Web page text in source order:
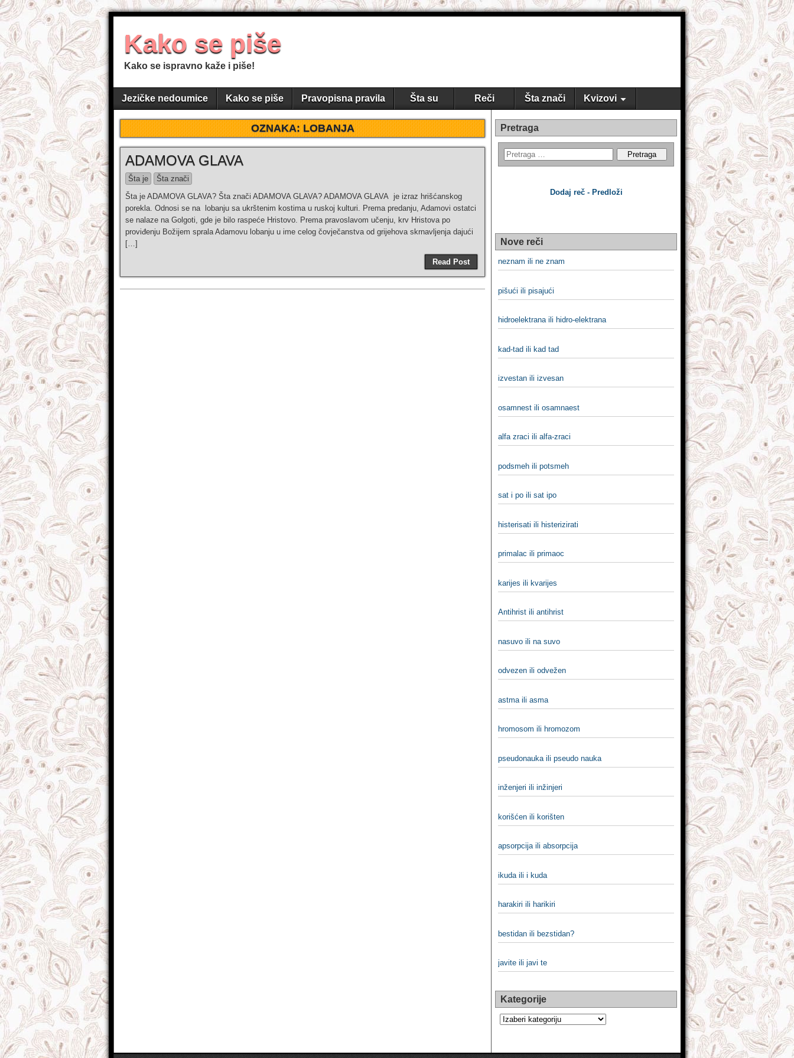
Kako se piše
Kako se ispravno kaže i piše!
Jezičke nedoumice Kako se piše Pravopisna pravila Šta su Reči Šta znači Kvizovi
OZNAKA:LOBANJA
ADAMOVA GLAVA
Šta je
Šta znači
Šta je ADAMOVA GLAVA? Šta znači ADAMOVA GLAVA? ADAMOVA GLAVA je izraz hrišćanskog
porekla. Odnosi se na lobanju sa ukrštenim kostima u ruskoj kulturi. Prema predanju, Adamovi ostatci
se nalaze na Golgoti, gde je bilo raspeće Hristovo. Prema pravoslavom učenju, krv Hristova po
proviđenju Božijem sprala Adamovu lobanju u ime celog čovječanstva od grijehova skrnavljenja dajući
[…]
Read Post
Pretraga
Dodaj reč - Predloži
Nove reči
neznam ili ne znam
pišući ili pisajući
hidroelektrana ili hidro-elektrana
kad-tad ili kad tad
izvestan ili izvesan
osamnest ili osamnaest
alfa zraci ili alfa-zraci
podsmeh ili potsmeh
sat i po ili sat ipo
histerisati ili histerizirati
primalac ili primaoc
karijes ili kvarijes
Antihrist ili antihrist
nasuvo ili na suvo
odvezen ili odvežen
astma ili asma
hromosom ili hromozom
pseudonauka ili pseudo nauka
inženjeri ili inžinjeri
korišćen ili korišten
apsorpcija ili absorpcija
ikuda ili i kuda
harakiri ili harikiri
bestidan ili bezstidan?
javite ili javi te
Kategorije
Kategorije